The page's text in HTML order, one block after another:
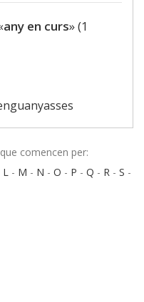
any en curs» (1
comencen per:
L - M - N - O - P - Q - R - S -